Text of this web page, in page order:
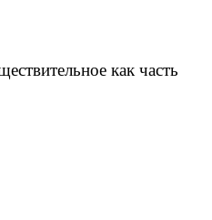
как часть